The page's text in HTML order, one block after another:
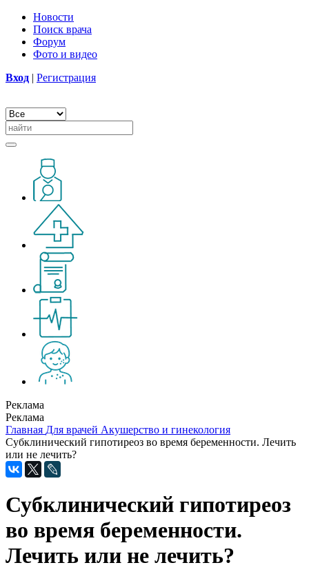
Новости
Поиск врача
Форум
Фото и видео
Вход | Регистрация
Реклама
Реклама
Главная Для врачей Акушерство и гинекология
Субклинический гипотиреоз во время беременности. Лечить
или не лечить?
Субклинический гипотиреоз
во время беременности.
Лечить или не лечить?